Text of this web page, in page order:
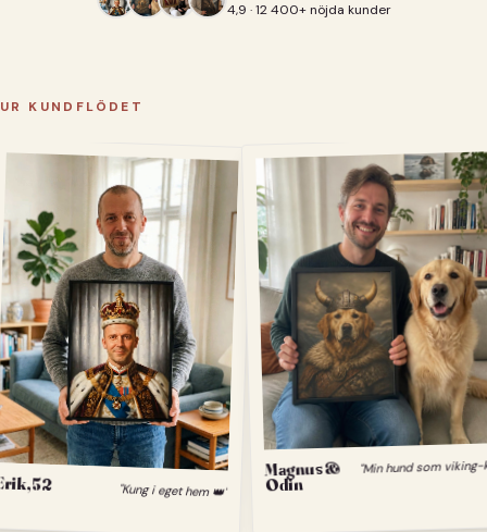
4,9 · 12 400+ nöjda kunder
UR KUNDFLÖDET
52 "Kung i eget hem 👑"
Magnus &
Odin